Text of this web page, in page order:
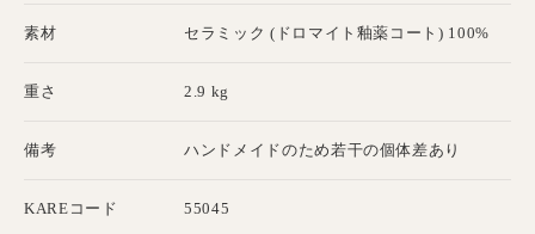
素材 セラミック (ドロマイト釉薬コート) 100%
重さ 2.9 kg
備考 ハンドメイドのため若干の個体差あり
KAREコード 55045